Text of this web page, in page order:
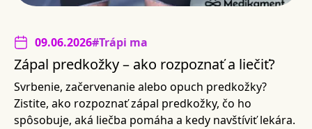
09.06.2026#Trápi ma
Zápal predkožky – ako rozpoznať a liečiť?
Svrbenie, začervenanie alebo opuch predkožky?
Zistite, ako rozpoznať zápal predkožky, čo ho
spôsobuje, aká liečba pomáha a kedy navštíviť lekára.